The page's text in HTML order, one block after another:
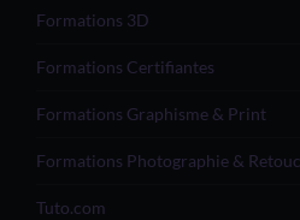
Formations 3D
Formations Certifiantes
Formations Graphisme & Print
Formations Photographie &
Tuto.com